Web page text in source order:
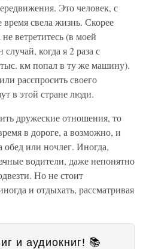
Это человек, с
свела жизнь. Скорее
ветретитесь (в моей
когда я 2 раза с
км попал в ту же машину).
расспросить своего
в этой стране люди.
дружеские отношения, то
в дороге, а возможно, и
или ночлег. Иногда,
водители, даже непонятно
Но не стоит
и отдыхать, рассматривая
и аудиокниг! 📚